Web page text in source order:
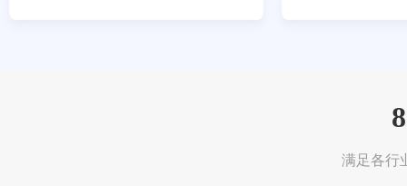
满足各行